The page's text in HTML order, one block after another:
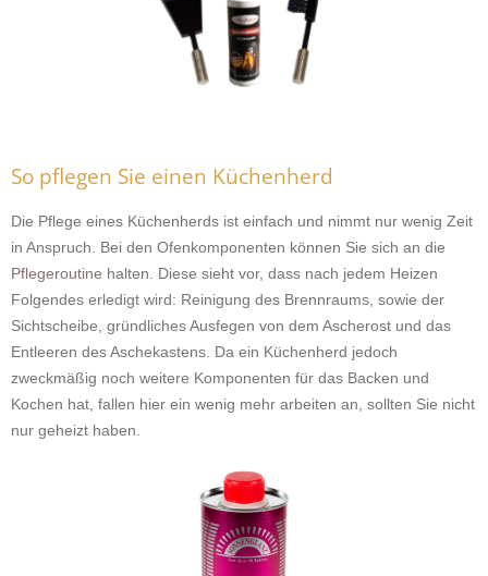
So pflegen Sie einen Küchenherd
Die Pflege eines Küchenherds ist einfach und nimmt nur wenig Zeit
in Anspruch. Bei den Ofenkomponenten können Sie sich an die
Pflegeroutine halten. Diese sieht vor, dass nach jedem Heizen
Folgendes erledigt wird: Reinigung des Brennraums, sowie der
Sichtscheibe, gründliches Ausfegen von dem Ascherost und das
Entleeren des Aschekastens. Da ein Küchenherd jedoch
zweckmäßig noch weitere Komponenten für das Backen und
Kochen hat, fallen hier ein wenig mehr arbeiten an, sollten Sie nicht
nur geheizt haben.